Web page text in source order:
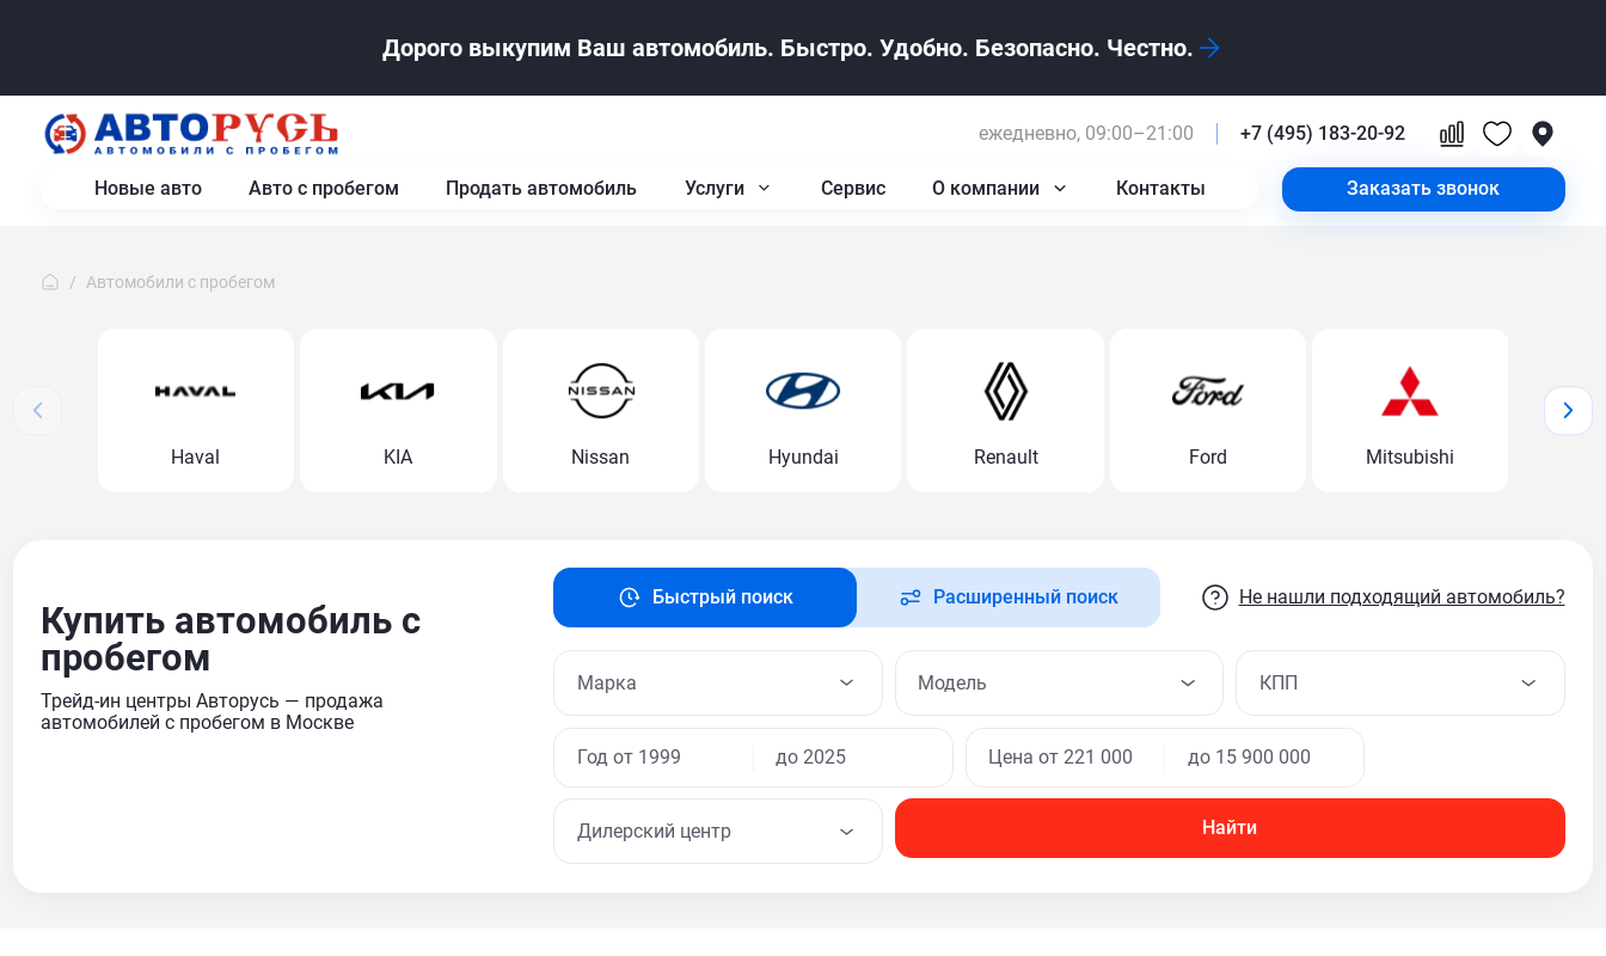
Дорого выкупим Ваш автомобиль. Быстро. Удобно. Безопасно. Честно.
Новые авто Авто с пробегом Продать автомобиль Услуги Сервис О компании Контакты
ежедневно, 09:00–21:00 +7 (495) 183-20-92
Заказать звонок
Автомобили с пробегом
Haval KIA Nissan Hyundai Renault Ford Mitsubishi
Купить автомобиль с
пробегом
Трейд-ин центры Авторусь — продажа
автомобилей с пробегом в Москве
Быстрый поиск Расширенный поиск Не нашли подходящий автомобиль?
Модель КПП
Дилерский центр Найти